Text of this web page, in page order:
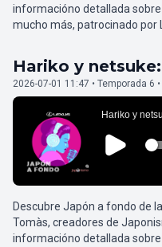
informacióno detallada
mucho más, patrocinado por
Hariko y
2026-07-01 11:47 • Temporada 6
Descubre Japón a fondo de
Tomàs, creadores de
informacióno detallada